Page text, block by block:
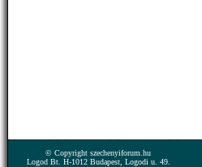
© Copyright szechenyiforum.hu
Logod Bt. H-1012 Budapest, Logodi u. 49.